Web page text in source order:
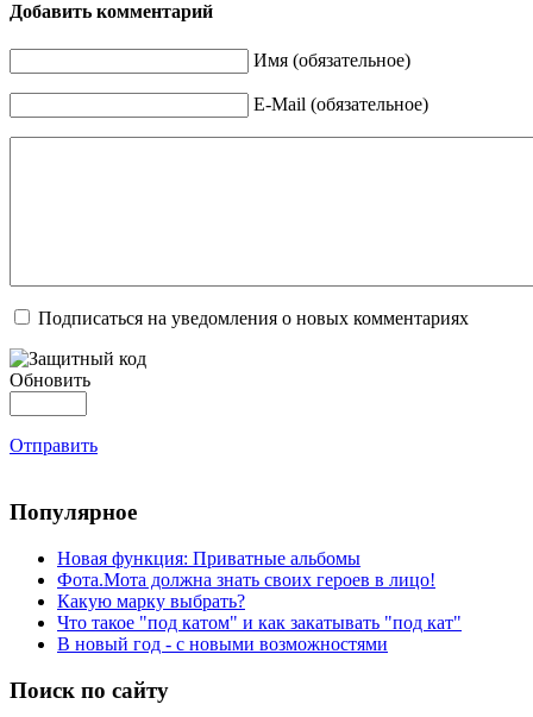
Добавить комментарий
Имя (обязательное)
E-Mail (обязательное)
Подписаться на уведомления о новых комментариях
Обновить
Отправить
Популярное
Новая функция: Приватные альбомы
Фота.Мота должна знать своих героев в лицо!
Какую марку выбрать?
Что такое "под катом" и как закатывать "под кат"
В новый год - с новыми возможностями
Поиск по сайту